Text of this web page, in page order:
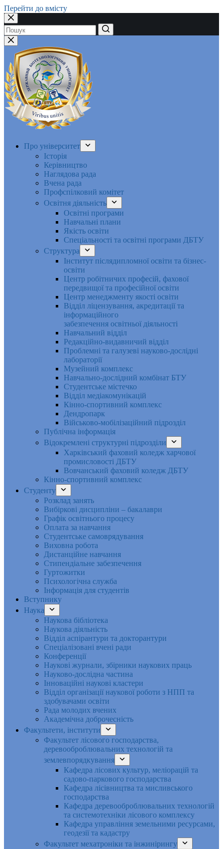
Перейти до вмісту
Немає
результатів
Про університет
Історія
Керівництво
Наглядова рада
Вчена рада
Профспілковий комітет
Освітня діяльність
Освітні програми
Навчальні плани
Якість освіти
Спеціальності та освітні програми ДБТУ
Структура
Інститут післядипломної освіти та бізнес-
освіти
Центр робітничих професій, фахової
передвищої та професійної освіти
Центр менеджменту якості освіти
Відділ ліцензування, акредитації та
інформаційного
забезпечення освітньої діяльності
Навчальний відділ
Редакційно-видавничий відділ
Проблемні та галузеві науково-дослідні
лабораторії
Музейний комплекс
Навчально-дослідний комбінат БТУ
Студентське містечко
Відділ медіакомунікацій
Кінно-спортивний комплекс
Дендропарк
Військово-мобілізаційний підрозділ
Публічна інформація
Відокремлені структурні підрозділи
Харківський фаховий коледж харчової
промисловості ДБТУ
Вовчанський фаховий коледж ДБТУ
Кінно-спортивний комплекс
Студенту
Розклад занять
Вибіркові дисципліни – бакалаври
Графік освітнього процесу
Оплата за навчання
Студентське самоврядування
Виховна робота
Дистанційне навчання
Стипендіальне забезпечення
Гуртожитки
Психологічна служба
Інформація для студентів
Вступнику
Наука
Наукова бібліотека
Наукова діяльність
Відділ аспірантури та докторантури
Спеціалізовані вчені ради
Конференції
Наукові журнали, збірники наукових праць
Науково-дослідна частина
Інноваційні наукові кластери
Відділ організації наукової роботи з НПП та
здобувачами освіти
Рада молодих вчених
Академічна доброчесність
Факультети, інститути
Факультет лісового господарства,
деревооброблювальних технологій та
землевпорядкування
Кафедра лісових культур, меліорацій та
садово-паркового господарства
Кафедра лісівництва та мисливського
господарства
Кафедра деревооброблювальних технологій
та системотехніки лісового комплексу
Кафедра управління земельними ресурсами,
геодезії та кадастру
Факультет мехатроніки та інжинірингу